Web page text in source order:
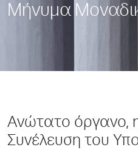
Μήνυμα
Ανώτατο όργανο, η
Συνέλευση του